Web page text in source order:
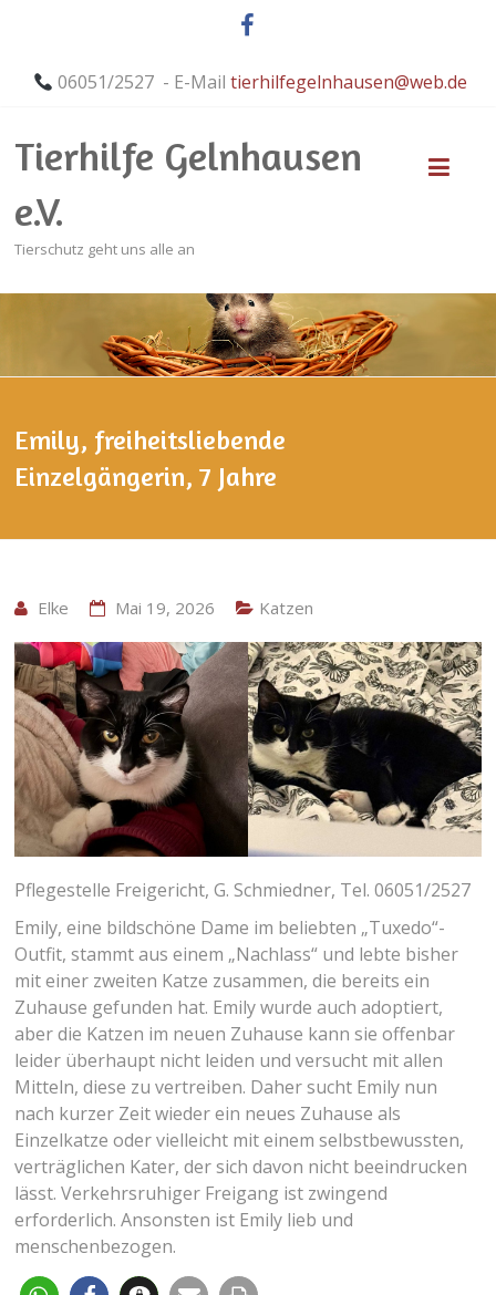
06051/2527 - E-Mailtierhilfegelnhausen@web.de
Tierhilfe Gelnhausen
e.V.
Tierschutz geht uns alle an
Emily, freiheitsliebende
Einzelgängerin, 7 Jahre
Elke Mai 19, 2026 Katzen
Pflegestelle Freigericht, G. Schmiedner, Tel. 06051/2527
Emily, eine bildschöne Dame im beliebten „Tuxedo“-
Outfit, stammt aus einem „Nachlass“ und lebte bisher
mit einer zweiten Katze zusammen, die bereits ein
Zuhause gefunden hat. Emily wurde auch adoptiert,
aber die Katzen im neuen Zuhause kann sie offenbar
leider überhaupt nicht leiden und versucht mit allen
Mitteln, diese zu vertreiben. Daher sucht Emily nun
nach kurzer Zeit wieder ein neues Zuhause als
Einzelkatze oder vielleicht mit einem selbstbewussten,
verträglichen Kater, der sich davon nicht beeindrucken
lässt. Verkehrsruhiger Freigang ist zwingend
erforderlich. Ansonsten ist Emily lieb und
menschenbezogen.